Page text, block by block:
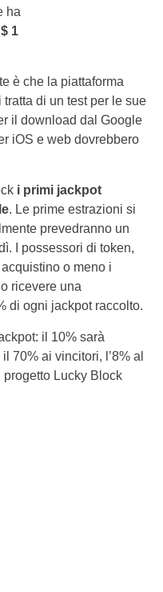
ha
1
è che la piattaforma
di un test per le sue
il download dal Google
iOS e web dovrebbero
i primi jackpot
. Le prime estrazioni si
prevedranno un
I possessori di token,
o meno i
ricevere una
di ogni jackpot raccolto.
il 10% sarà
70% ai vincitori, l’8% al
Lucky Block